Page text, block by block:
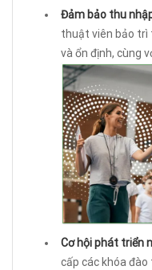
Đảm bảo thu
thuật viên bảo trì
và ổn định, cùng
Cơ hội phát triển
cấp các khóa